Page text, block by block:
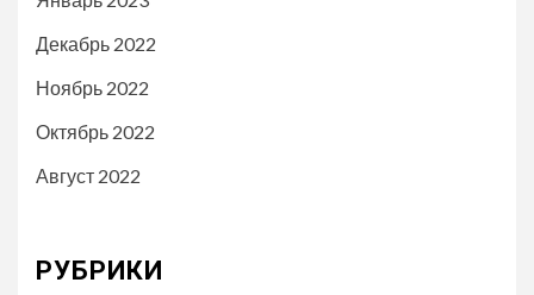
Декабрь 2022
Ноябрь 2022
Октябрь 2022
Август 2022
РУБРИКИ